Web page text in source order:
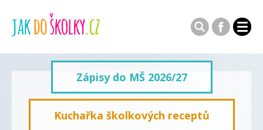
Zápisy do MŠ 2026/27
Kuchařka školkových receptů